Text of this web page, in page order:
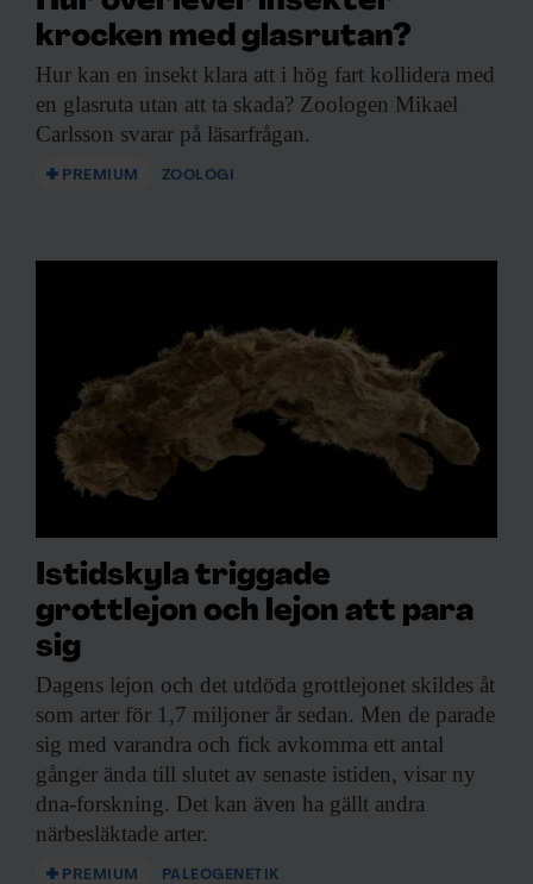
krocken med glasrutan?
Hur kan en insekt klara att i hög fart kollidera med
en glasruta utan att ta skada? Zoologen Mikael
Carlsson svarar på läsarfrågan.
PREMIUM ZOOLOGI
Istidskyla triggade
grottlejon och lejon att para
sig
Dagens lejon och det utdöda grottlejonet skildes åt
som arter för 1,7 miljoner år sedan. Men de parade
sig med varandra och fick avkomma ett antal
gånger ända till slutet av senaste istiden, visar ny
dna-forskning. Det kan även ha gällt andra
närbesläktade arter.
PREMIUM PALEOGENETIK